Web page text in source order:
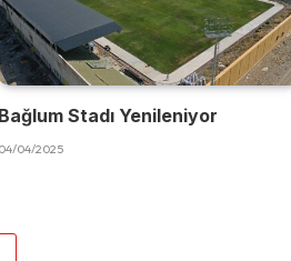
Bağlum Stadı Yenileniyor
04/04/2025